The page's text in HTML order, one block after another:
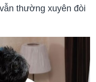
thường xuyên đòi